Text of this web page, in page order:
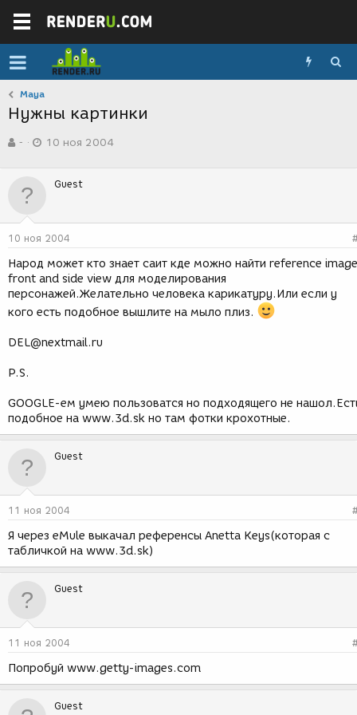
Maya
Нужны картинки
в
р
м
-
а
д
н
и
я
10 ноя 2004
Guest
10 ноя 2004
Народ может кто знает саит кде можно найти reference image
front and side view для моделирования
персонажей.Желательно человека карикатуру.Или если у
кого есть подобное вышлите на мыло плиз.
DEL@nextmail.ru
P.S.
GOOGLE-ем умею пользоватся но подходящего не
подобное на www.3d.sk но там фотки крохотные.
Guest
11 ноя 2004
Я через eMule выкачал референсы Anetta Keys(которая с
табличкой на www.3d.sk)
Guest
11 ноя 2004
Попробуй www.getty-images.com
Guest